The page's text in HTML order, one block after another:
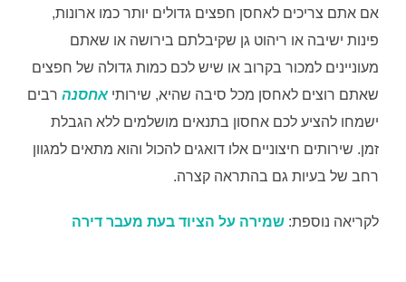
אם אתם צריכים לאחסן חפצים גדולים יותר כמו ארונות,
פינות ישיבה או ריהוט גן שקיבלתם בירושה או שאתם
מעוניינים למכור בקרוב או שיש לכם כמות גדולה של חפצים
שאתם רוצים לאחסן מכל סיבה שהיא, שירותי אחסנה רבים
ישמחו להציע לכם אחסון בתנאים מושלמים ללא הגבלת
זמן. שירותים חיצוניים אלו דואגים להכול והוא מתאים למגוון
רחב של בעיות גם בהתראה קצרה.
לקריאה נוספת: שמירה על הציוד בעת מעבר דירה